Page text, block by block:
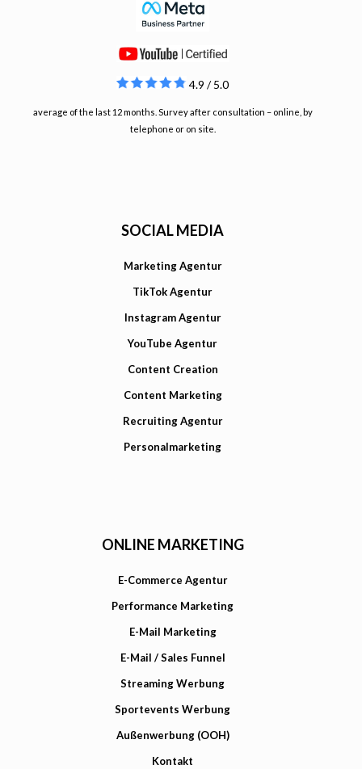
4.9 / 5.0
average of the last 12 months. Survey after consultation – online, by
telephone or on site.
SOCIAL MEDIA
Marketing Agentur
TikTok Agentur
Instagram Agentur
YouTube Agentur
Content Creation
Content Marketing
Recruiting Agentur
Personalmarketing
ONLINE MARKETING
E-Commerce Agentur
Performance Marketing
E-Mail Marketing
E-Mail / Sales Funnel
Streaming Werbung
Sportevents Werbung
Außenwerbung (OOH)
Kontakt